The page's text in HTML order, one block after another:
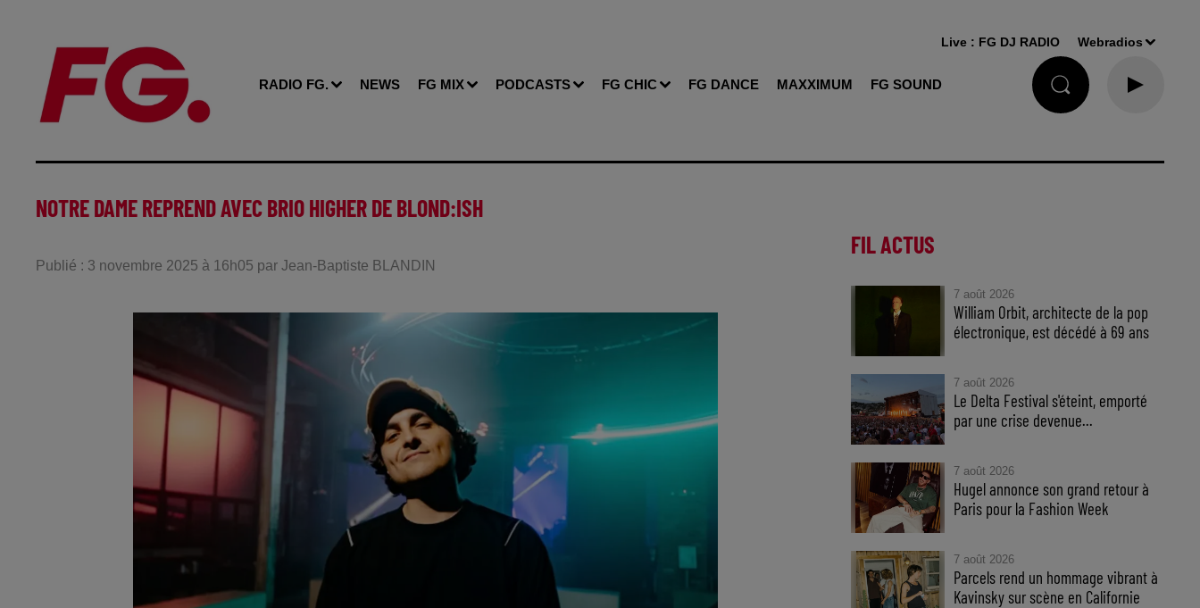
RADIO FG. NEWS FG MIX PODCASTS FG CHIC FG DANCE MAXXIMUM FG SOUND
Live : FG DJ RADIO Webradios
NOTRE DAME REPREND AVEC BRIO HIGHER DE BLOND:ISH
Publié : 3 novembre 2025 à 16h05 par Jean-Baptiste BLANDIN
FIL ACTUS
7 août 2026
William Orbit, architecte de la pop
électronique, est décédé à 69 ans
7 août 2026
Le Delta Festival s'éteint, emporté
par une crise devenue...
7 août 2026
Hugel annonce son grand retour à
Paris pour la Fashion Week
7 août 2026
Parcels rend un hommage vibrant à
Kavinsky sur scène en Californie